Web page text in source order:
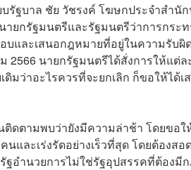
รัฐบาล ชัย​ วัชรงค์​ โฆษกประจำสำนั
ายกรัฐมนตรีและรัฐมนตรีว่าการกร
บและเสนอกฎหมายที่อยู่ในความรับ
2566 นายกรัฐมนตรีได้สั่งการให้แ
ดิม​ว่าอะไรควรที่จะยกเลิก ก็ขอให้ไ
ดตามพบว่ายังมีความล่าช้า โดยขอ
และเร่งรัดอย่างเร็วที่สุด​ โดยต้องส
ฐอำนวยการ​ไม่ใช่รัฐอุปสรรค​ที่ต้องมี